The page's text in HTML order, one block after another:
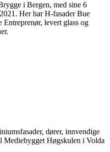
i Bergen, med sine 6
Her har H-fasader Bue
levert glass og
dører, innvendige
Mediebygget Høgskulen i Volda